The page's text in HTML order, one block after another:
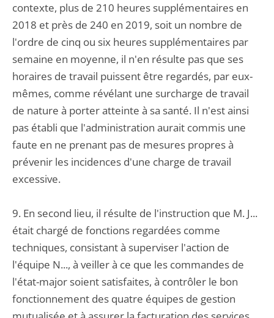
contexte, plus de 210 heures supplémentaires en
2018 et près de 240 en 2019, soit un nombre de
l'ordre de cinq ou six heures supplémentaires par
semaine en moyenne, il n'en résulte pas que ses
horaires de travail puissent être regardés, par eux-
mêmes, comme révélant une surcharge de travail
de nature à porter atteinte à sa santé. Il n'est ainsi
pas établi que l'administration aurait commis une
faute en ne prenant pas de mesures propres à
prévenir les incidences d'une charge de travail
excessive.
9. En second lieu, il résulte de l'instruction que M. J...
était chargé de fonctions regardées comme
techniques, consistant à superviser l'action de
l'équipe N..., à veiller à ce que les commandes de
l'état-major soient satisfaites, à contrôler le bon
fonctionnement des quatre équipes de gestion